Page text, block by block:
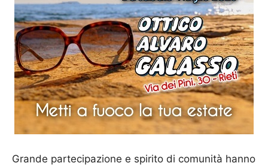
Grande partecipazione e spirito di comunità hanno